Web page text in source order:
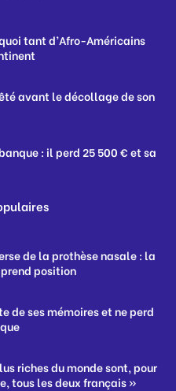
tant d’Afro-Américains
avant le décollage de son
: il perd 25 500 € et sa
de la prothèse nasale : la
position
de ses mémoires et ne perd
riches du monde sont, pour
tous les deux français »